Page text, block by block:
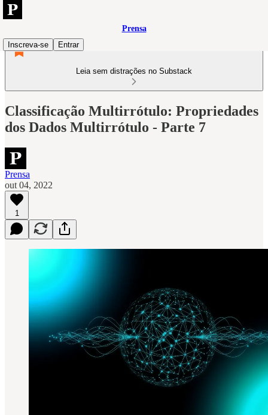
Prensa
Inscreva-se
Entrar
Leia sem distrações no Substack
Classificação Multirrótulo: Propriedades
dos Dados Multirrótulo - Parte 7
Prensa
out 04, 2022
1